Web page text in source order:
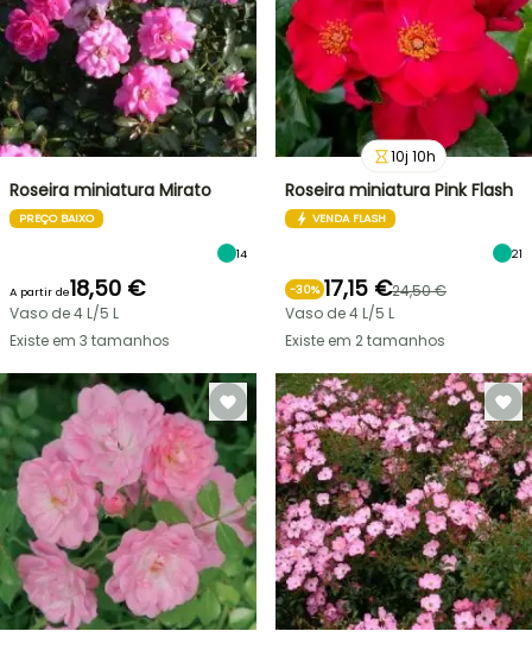
Roseira miniatura Mirato
PREÇO BAIXO
14
A partir de18,50 €
Vaso de 4 L/5 L
Existe em 3 tamanhos
10j 10h
Roseira miniatura Pink Flash
VENDA FLASH
21
-30% 17,15 €24,50 €
Vaso de 4 L/5 L
Existe em 2 tamanhos